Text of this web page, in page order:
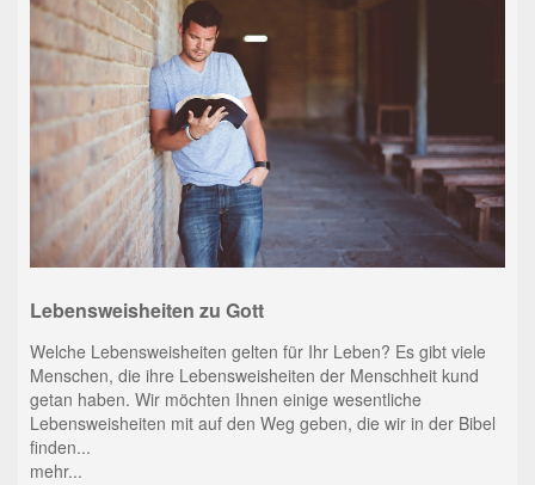
Lebensweisheiten zu Gott
Welche Lebensweisheiten gelten für Ihr Leben? Es gibt viele
Menschen, die ihre Lebensweisheiten der Menschheit kund
getan haben. Wir möchten Ihnen einige wesentliche
Lebensweisheiten mit auf den Weg geben, die wir in der Bibel
finden...
mehr...